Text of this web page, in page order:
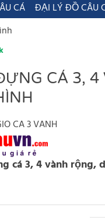
CÁ ĐẠI LÝ ĐỒ CÂU
CÁ 3,
CA 3 VANH
cá 3, 4 vành rộng,